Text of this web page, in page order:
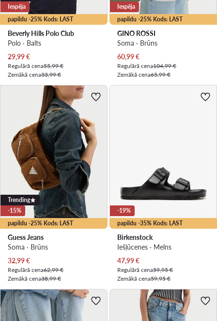
papildu -25% Kods: LAST
Iespēja
Beverly Hills Polo Club
Polo · Balts
Pašreizējā cena
29,99€
Regulārā cena55,99 €
Zemākā cena33,99 €
papildu -25% Kods: LAST
Iespēja
GINO ROSSI
Soma · Brūns
Pašreizējā cena
60,99€
Regulārā cena104,99 €
Zemākā cena65,99 €
papildu -25% Kods: LAST
Trending
-15%
Guess Jeans
Soma · Brūns
Pašreizējā cena
32,99€
Regulārā cena62,99 €
Zemākā cena38,99 €
papildu -35% Kods: LAST
-19%
Birkenstock
Iešļūcenes · Melns
Pašreizējā cena
47,99€
Regulārā cena59,95 €
Zemākā cena59,95 €